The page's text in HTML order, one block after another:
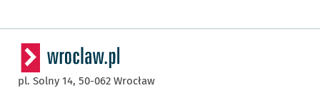
pl. Solny 14, 50-062 Wrocław